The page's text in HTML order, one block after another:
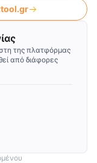
της πλατφόρμας
από διάφορες